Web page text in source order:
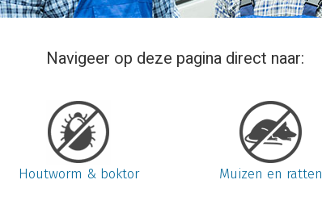
Navigeer op deze pagina direct naar:
Houtworm & boktor Muizen en ratten